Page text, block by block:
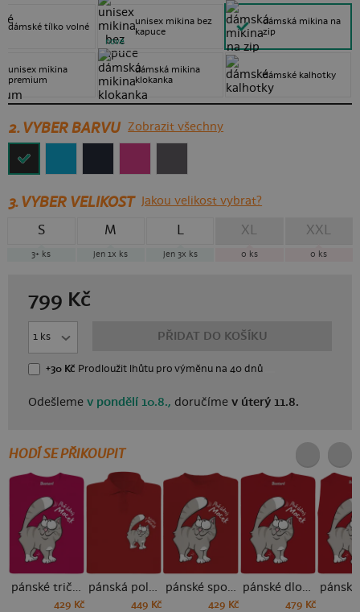
dámské tílko volné
unisex mikina
premium
unisex mikina bez
kapuce
nové
dámská mikina
klokanka
dámská mikina na
zip
dámské kalhotky
2. VYBER BARVU Zobrazit všechny
3.VYBER VELIKOST Jakou velikost vybrat?
S
3+ ks
M
jen 1x ks
L
jen 3x ks
XL
0 ks
XXL
0 ks
799 Kč
PŘIDAT DO KOŠÍKU
+30 Kč Prodloužit lhůtupro výměnu na 40 dnů
Odešlemev pondělí 10.8., doručímev úterý 11.8.
HODÍ SE PŘIKOUPIT
pánské tričko
429 Kč
pánská polokošile
449 Kč
pánské sportovní tričko
429 Kč
pánské dlouhý rukáv
479 Kč